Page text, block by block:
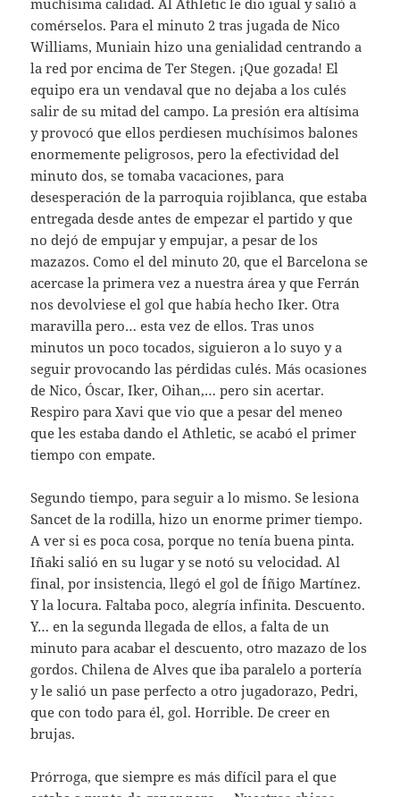
muchísima calidad. Al Athletic le dio igual y salió a
comérselos. Para el minuto 2 tras jugada de Nico
Williams, Muniain hizo una genialidad centrando a
la red por encima de Ter Stegen. ¡Que gozada! El
equipo era un vendaval que no dejaba a los culés
salir de su mitad del campo. La presión era altísima
y provocó que ellos perdiesen muchísimos balones
enormemente peligrosos, pero la efectividad del
minuto dos, se tomaba vacaciones, para
desesperación de la parroquia rojiblanca, que estaba
entregada desde antes de empezar el partido y que
no dejó de empujar y empujar, a pesar de los
mazazos. Como el del minuto 20, que el Barcelona se
acercase la primera vez a nuestra área y que Ferrán
nos devolviese el gol que había hecho Iker. Otra
maravilla pero… esta vez de ellos. Tras unos
minutos un poco tocados, siguieron a lo suyo y a
seguir provocando las pérdidas culés. Más ocasiones
de Nico, Óscar, Iker, Oihan,… pero sin acertar.
Respiro para Xavi que vio que a pesar del meneo
que les estaba dando el Athletic, se acabó el primer
tiempo con empate.
Segundo tiempo, para seguir a lo mismo. Se lesiona
Sancet de la rodilla, hizo un enorme primer tiempo.
A ver si es poca cosa, porque no tenía buena pinta.
Iñaki salió en su lugar y se notó su velocidad. Al
final, por insistencia, llegó el gol de Íñigo Martínez.
Y la locura. Faltaba poco, alegría infinita. Descuento.
Y… en la segunda llegada de ellos, a falta de un
minuto para acabar el descuento, otro mazazo de los
gordos. Chilena de Alves que iba paralelo a portería
y le salió un pase perfecto a otro jugadorazo, Pedri,
que con todo para él, gol. Horrible. De creer en
brujas.
Prórroga, que siempre es más difícil para el que